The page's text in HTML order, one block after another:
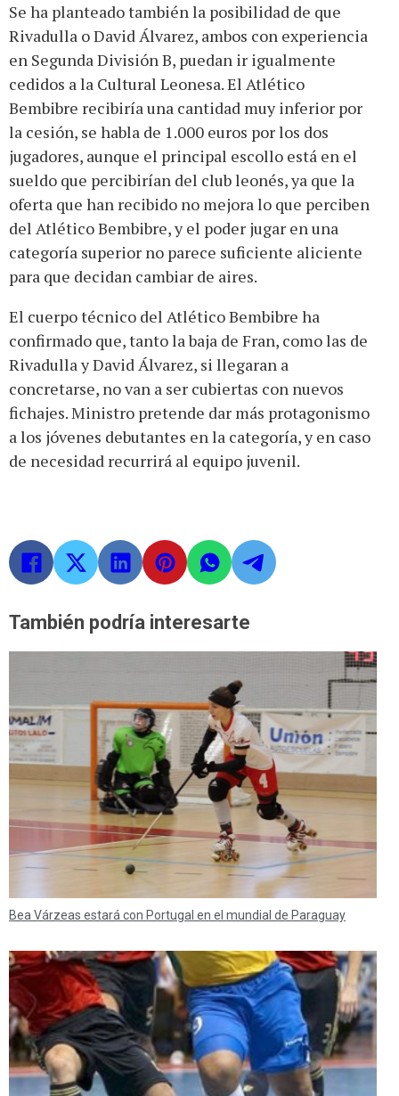
Se ha planteado también la posibilidad de que
Rivadulla o David Álvarez, ambos con experiencia
en Segunda División B, puedan ir igualmente
cedidos a la Cultural Leonesa. El Atlético
Bembibre recibiría una cantidad muy inferior por
la cesión, se habla de 1.000 euros por los dos
jugadores, aunque el principal escollo está en el
sueldo que percibirían del club leonés, ya que la
oferta que han recibido no mejora lo que perciben
del Atlético Bembibre, y el poder jugar en una
categoría superior no parece suficiente aliciente
para que decidan cambiar de aires.
El cuerpo técnico del Atlético Bembibre ha
confirmado que, tanto la baja de Fran, como las de
Rivadulla y David Álvarez, si llegaran a
concretarse, no van a ser cubiertas con nuevos
fichajes. Ministro pretende dar más protagonismo
a los jóvenes debutantes en la categoría, y en caso
de necesidad recurrirá al equipo juvenil.
También podría interesarte
Bea Várzeas estará con Portugal en el mundial de Paraguay